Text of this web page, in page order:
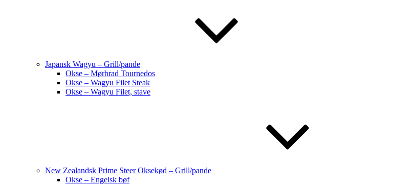
Japansk Wagyu – Grill/pande
Okse – Mørbrad Tournedos
Okse – Wagyu Filet Steak
Okse – Wagyu Filet, stave
New Zealandsk Prime Steer Oksekød – Grill/pande
Okse – Engelsk bøf